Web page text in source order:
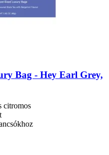
Bag -​ Hey Earl Grey,
citromos